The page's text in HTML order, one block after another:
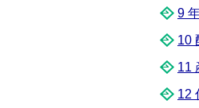
9
10
11
12